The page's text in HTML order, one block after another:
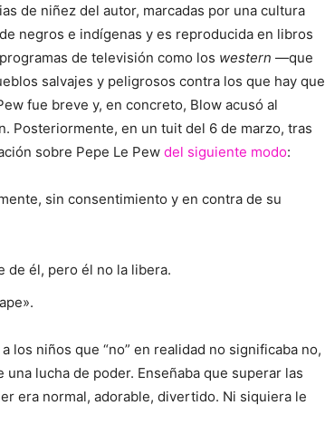
de niñez del autor, marcadas por una cultura
negros e indígenas y es reproducida en libros
de televisión como los western —que
salvajes y peligrosos contra los que hay que
fue breve y, en concreto, Blow acusó al
Posteriormente, en un tuit del 6 de marzo, tras
sobre Pepe Le Pew del siguiente modo:
sin consentimiento y en contra de su
de él, pero él no la libera.
los niños que “no” en realidad no significaba no,
lucha de poder. Enseñaba que superar las
era normal, adorable, divertido. Ni siquiera le